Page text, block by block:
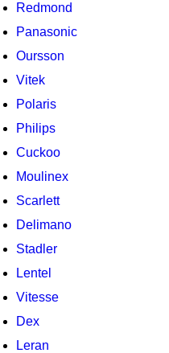
Redmond
Panasonic
Oursson
Vitek
Polaris
Philips
Cuckoo
Moulinex
Scarlett
Delimano
Stadler
Lentel
Vitesse
Dex
Leran